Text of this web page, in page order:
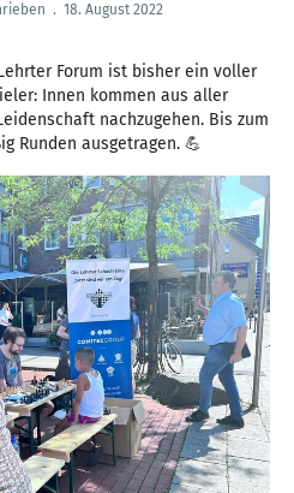
. 18. August 2022
Forum ist bisher ein voller
Innen kommen aus aller
nachzugehen. Bis zum
Runden ausgetragen. 💪